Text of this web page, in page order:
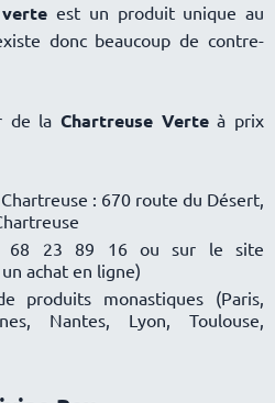
est un produit unique au
donc beaucoup de contre-
de la Chartreuse Verteà prix
: 670 route du Désert,
68 23 89 16 ou sur le site
achat en ligne)
produits monastiques (Paris,
Nantes, Lyon, Toulouse,